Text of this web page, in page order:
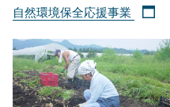
自然環境保全応援事業